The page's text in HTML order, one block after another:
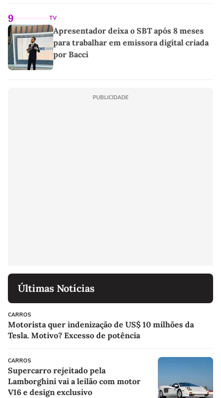
9 TV
Apresentador deixa o SBT após 8 meses
para trabalhar em emissora digital criada
por Bacci
PUBLICIDADE
Últimas Notícias
CARROS
Motorista quer indenização de US$ 10 milhões da
Tesla. Motivo? Excesso de potência
CARROS
Supercarro rejeitado pela
Lamborghini vai a leilão com motor
V16 e design exclusivo